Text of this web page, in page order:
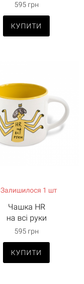
595 грн
КУПИТИ
Залишилося 1 шт
Чашка HR
на всі руки
595 грн
КУПИТИ